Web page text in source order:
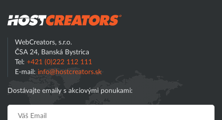
WebCreators, s.r.o.
ČSA 24, Banská Bystrica
Tel: +421 (0)222 112 111
E-mail: info@hostcreators.sk
Dostávajte emaily s akciovými ponukami: